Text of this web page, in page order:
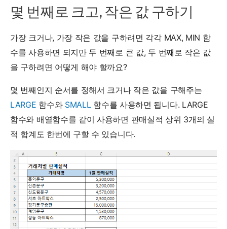
몇 번째로 크고, 작은 값 구하기
가장 크거나, 가장 작은 값을 구하려면 각각 MAX, MIN 함
수를 사용하면 되지만 두 번째로 큰 값, 두 번째로 작은 값
을 구하려면 어떻게 해야 할까요?
몇 번째인지 순서를 정해서 크거나 작은 값을 구해주는
LARGE 함수와 SMALL 함수를 사용하면 됩니다. LARGE
함수와 배열함수를 같이 사용하면 판매실적 상위 3개의 실
적 합계도 한번에 구할 수 있습니다.